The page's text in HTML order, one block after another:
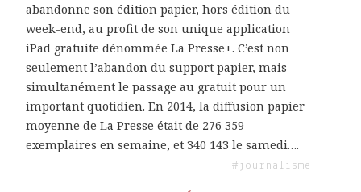
abandonne son édition papier, hors édition du
week-end, au profit de son unique application
iPad gratuite dénommée La Presse+. C’est non
seulement l’abandon du support papier, mais
simultanément le passage au gratuit pour un
important quotidien. En 2014, la diffusion papier
moyenne de La Presse était de 276 359
exemplaires en semaine, et 340 143 le samedi….
#journalisme